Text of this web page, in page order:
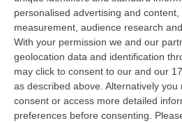
personalised advertising and
measurement, audience research
With your permission we and our
geolocation data and identification
may click to consent to our and our
as described above. Alternatively
consent or access more detailed
preferences before consenting.
Pubblicato il: 01/06/23 – 6:33